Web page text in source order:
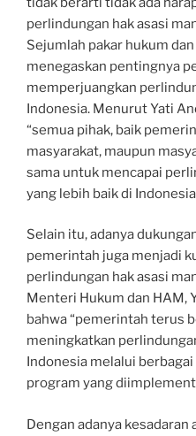
perlindungan hak asasi
Sejumlah pakar hukum
menegaskan pentingnya
memperjuangkan
Indonesia. Menurut Yati
“semua pihak, baik
masyarakat, maupun
sama untuk mencapai
yang lebih baik di
Selain itu, adanya
pemerintah juga menjadi
perlindungan hak asasi
Menteri Hukum dan HAM,
bahwa “pemerintah terus
meningkatkan
Indonesia melalui
program yang
Dengan adanya kesadaran